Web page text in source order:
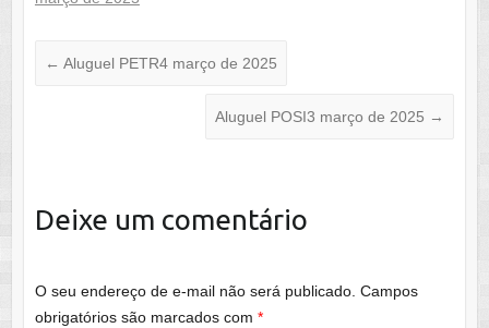
← Aluguel PETR4 março de 2025
Aluguel POSI3 março de 2025 →
Deixe um comentário
O seu endereço de e-mail não será publicado. Campos
obrigatórios são marcados com *